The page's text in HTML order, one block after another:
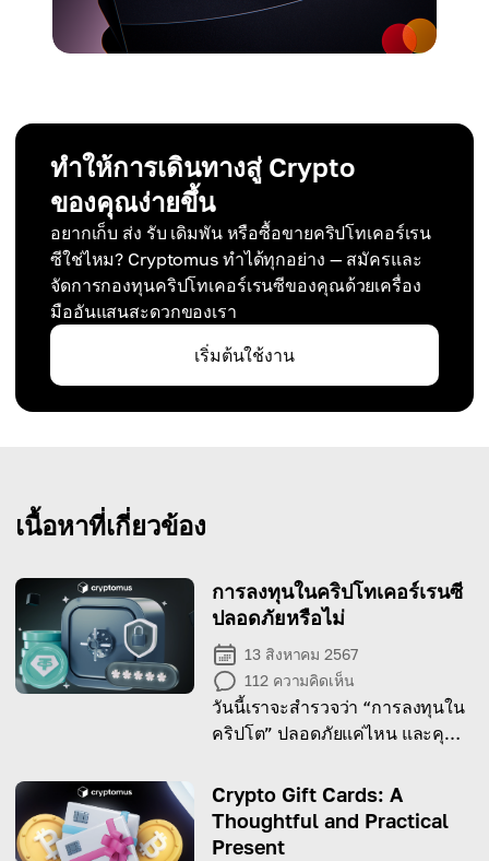
ทำให้การเดินทางสู่ Crypto
ของคุณง่ายขึ้น
อยากเก็บ ส่ง รับ เดิมพัน หรือซื้อขายคริปโทเคอร์เรน
ซีใช่ไหม? Cryptomus ทำได้ทุกอย่าง — สมัครและ
จัดการกองทุนคริปโทเคอร์เรนซีของคุณด้วยเครื่อง
มืออันแสนสะดวกของเรา
เริ่มต้นใช้งาน
เนื้อหาที่เกี่ยวข้อง
การลงทุนในคริปโทเคอร์เรนซี
ปลอดภัยหรือไม่
13 สิงหาคม 2567
112 ความคิดเห็น
วันนี้เราจะสำรวจว่า “การลงทุนใน
คริปโต” ปลอดภัยแค่ไหน และคุณ
คุณ!
Crypto Gift Cards: A
Thoughtful and Practical
Present